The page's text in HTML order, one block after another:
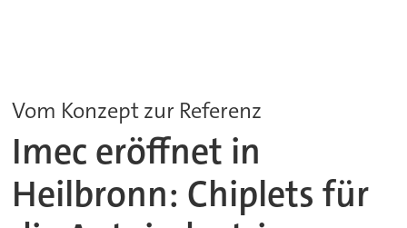
Vom Konzept zur Referenz
Imec eröffnet in
Heilbronn: Chiplets für